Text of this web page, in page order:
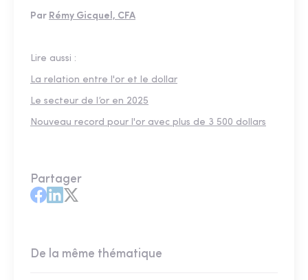
Par Rémy Gicquel, CFA
Lire aussi :
La relation entre l'or et le dollar
Le secteur de l’or en 2025
Nouveau record pour l'or avec plus de 3 500 dollars
Partager
De la même thématique